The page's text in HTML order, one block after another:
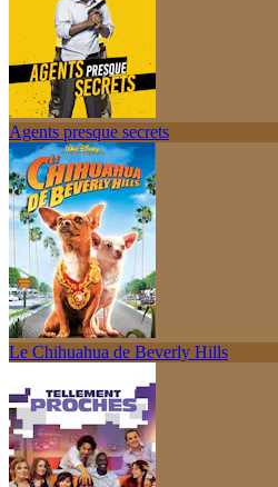
Agents presque secrets
Le Chihuahua de Beverly Hills